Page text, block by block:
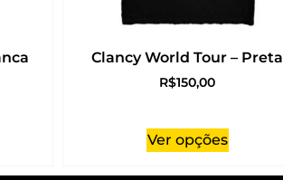
Clancy World Tour – Preta
R$150,00
Ver opções